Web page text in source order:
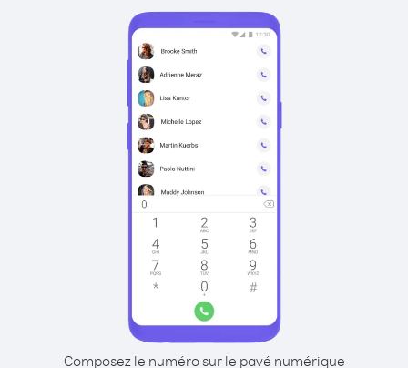
Composez le numéro sur le pavé numérique